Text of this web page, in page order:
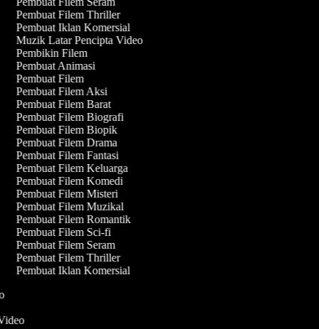
Pembuat Filem Thriller
Pembuat Iklan Komersial
Muzik Latar Pencipta Video
Pembikin Filem
Pembuat Animasi
Pembuat Filem
Pembuat Filem Aksi
Pembuat Filem Barat
Pembuat Filem Biografi
Pembuat Filem Biopik
Pembuat Filem Drama
Pembuat Filem Fantasi
Pembuat Filem Keluarga
Pembuat Filem Komedi
Pembuat Filem Misteri
Pembuat Filem Muzikal
Pembuat Filem Romantik
Pembuat Filem Sci-fi
Pembuat Filem Seram
Pembuat Filem Thriller
Pembuat Iklan Komersial